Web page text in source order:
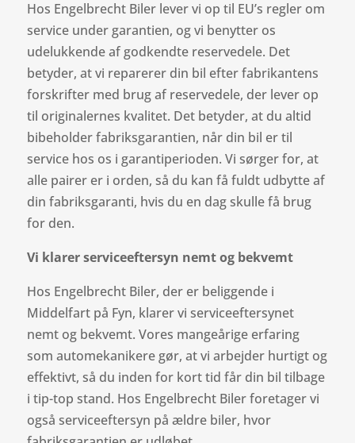
Hos Engelbrecht Biler lever vi op til EU’s regler om
service under garantien, og vi benytter os
udelukkende af godkendte reservedele. Det
betyder, at vi reparerer din bil efter fabrikantens
forskrifter med brug af reservedele, der lever op
til originalernes kvalitet. Det betyder, at du altid
bibeholder fabriksgarantien, når din bil er til
service hos os i garantiperioden. Vi sørger for, at
alle pairer er i orden, så du kan få fuldt udbytte af
din fabriksgaranti, hvis du en dag skulle få brug
for den.
Vi klarer serviceeftersyn nemt og bekvemt
Hos Engelbrecht Biler, der er beliggende i
Middelfart på Fyn, klarer vi serviceeftersynet
nemt og bekvemt. Vores mangeårige erfaring
som automekanikere gør, at vi arbejder hurtigt og
effektivt, så du inden for kort tid får din bil tilbage
i tip-top stand. Hos Engelbrecht Biler foretager vi
også serviceeftersyn på ældre biler, hvor